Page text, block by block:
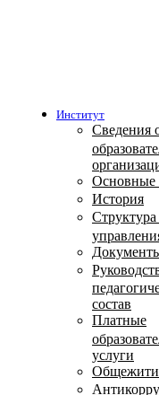
Институт
Сведения
Основные
История
состав
Платные
услуги